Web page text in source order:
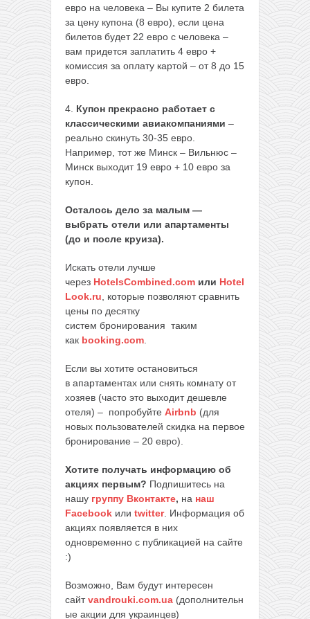
евро на человека – Вы купите 2 билета
за цену купона (8 евро), если цена
билетов будет 22 евро с человека –
вам придется заплатить 4 евро +
комиссия за оплату картой – от 8 до 15
евро.
4. Купон прекрасно работает с
классическими авиакомпаниями –
реально скинуть 30-35 евро.
Например, тот же Минск – Вильнюс –
Минск выходит 19 евро + 10 евро за
купон.
Осталось дело за малым —
выбрать отели или апартаменты
(до и после круиза).
Искать отели лучше
через HotelsCombined.com или Hotel
Look.ru , которые позволяют сравнить
цены по десятку
систем бронирования таким
как booking.com
Если вы хотите остановиться
в апартаментах или снять комнату от
хозяев (часто это выходит дешевле
отеля) – попробуйте Airbnb (для
новых пользователей скидка на первое
бронирование – 20 евро).
Хотите получать информацию об
акциях первым? Подпишитесь на
нашу группу Вконтакте, на наш
Facebook или twitter. Информация об
акциях появляется в них
одновременно с публикацией на сайте
:)
Возможно, Вам будут интересен
сайтvandrouki.com.ua (дополнительн
ые акции для украинцев)